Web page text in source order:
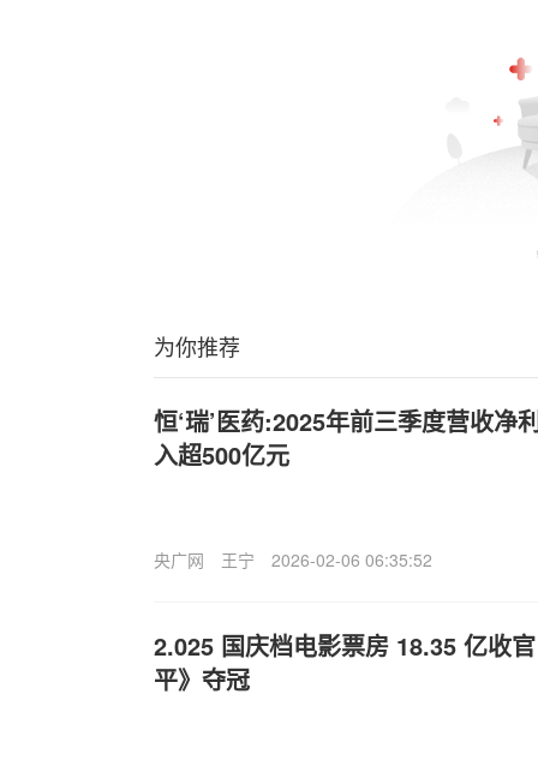
为你推荐
恒‘瑞’医药:2025年前三季度营收净
入超500亿元
央广网 王宁 2026-02-06 06:35:52
2.025 国庆档电影票房 18.35 亿收
平》夺冠